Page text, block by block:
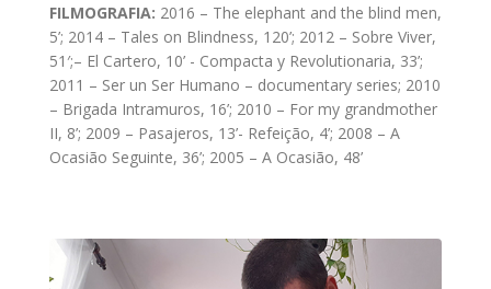
FILMOGRAFIA: 2016 – The elephant and the blind men,
5’; 2014 – Tales on Blindness, 120’; 2012 – Sobre Viver,
51′;– El Cartero, 10’ - Compacta y Revolutionaria, 33’;
2011 – Ser un Ser Humano – documentary series; 2010
– Brigada Intramuros, 16’; 2010 – For my grandmother
II, 8’; 2009 – Pasajeros, 13’- Refeição, 4’; 2008 – A
Ocasião Seguinte, 36’; 2005 – A Ocasião, 48’